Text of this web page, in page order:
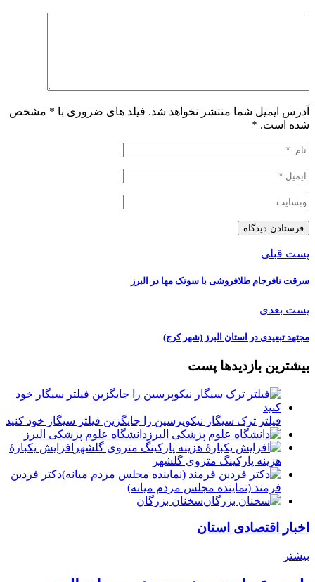
آدرس ایمیل شما منتشر نخواهد شد. فیلد های ضروری با * مشخص
شده است. *
پست قبلی
سرقت نافرجام طلافروشی با سوتک مها در البرز
پست بعدی
مجتهد تبعیدی در استان البرز (شهر کرج)
بیشترین بازدیدها پست
فیلتر ترک سیگار نیکوپرسین را جایگزین فیلتر سیگار خود کنید
دانشگاه علوم پزشکی البرز
افزایش یکبارۀ
هزینه پارکینگ متروی گلشهر
دكتر فردين
فرمند (نماينده مجلس مردم میانه)
سخنان بزرگان
اخبار اقتصادی استان
بیشتر